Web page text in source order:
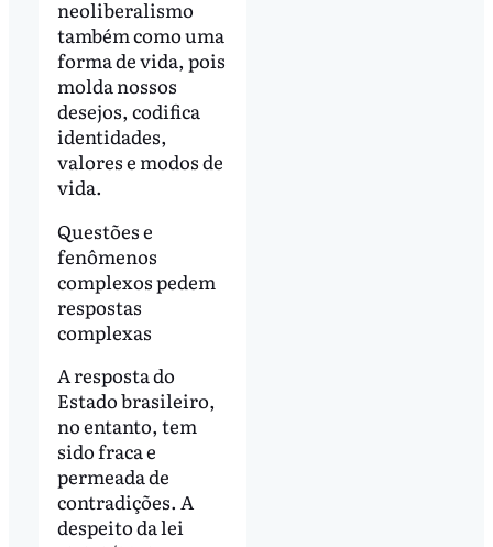
neoliberalismo
também como uma
forma de vida, pois
molda nossos
desejos, codifica
identidades,
valores e modos de
vida.
Questões e
fenômenos
complexos pedem
respostas
complexas
A resposta do
Estado brasileiro,
no entanto, tem
sido fraca e
permeada de
contradições. A
despeito da lei